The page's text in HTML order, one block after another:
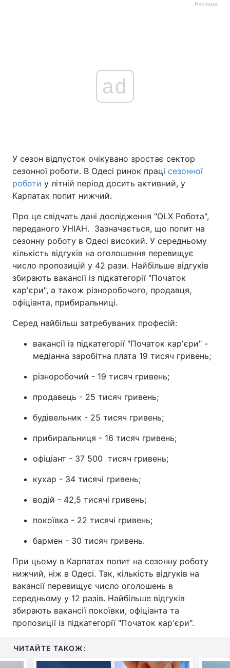
Реклама
ad
У сезон відпусток очікувано зростає сектор
сезонної роботи. В Одесі ринок праці сезонної
роботи у літній період досить активний, у
Карпатах попит нижчий.
Про це свідчать дані дослідження "OLX Робота",
переданого УНІАН. Зазначається, що попит на
сезонну роботу в Одесі високий. У середньому
кількість відгуків на оголошення перевищує
число пропозицій у 42 рази. Найбільше відгуків
збирають вакансії із підкатегорії "Початок
карʼєри", а також різноробочого, продавця,
офіціанта, прибиральниці.
Серед найбільш затребуваних професій:
вакансії із підкатегорії "Початок карʼєри" -
медіанна заробітна плата 19 тисяч гривень;
різноробочий - 19 тисяч гривень;
продавець - 25 тисяч гривень;
будівельник - 25 тисяч гривень;
прибиральниця - 16 тисяч гривень;
офіціант - 37 500 тисяч гривень;
кухар - 34 тисячі гривень;
водій - 42,5 тисячі гривень;
покоївка - 22 тисячі гривень;
бармен - 30 тисяч гривень.
При цьому в Карпатах попит на сезонну роботу
нижчий, ніж в Одесі. Так, кількість відгуків на
вакансії перевищує число оголошень в
середньому у 12 разів. Найбільше відгуків
збирають вакансії покоївки, офіціанта та
пропозиції із підкатегорїї "Початок карʼєри".
ЧИТАЙТЕ ТАКОЖ: